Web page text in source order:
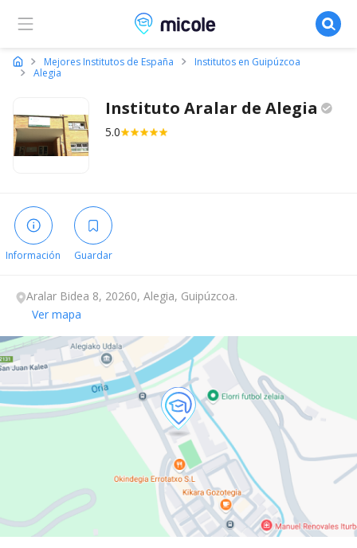
Micole, buscador de colegios
Mejores Institutos de España
Institutos en Guipúzcoa
Alegia
Instituto Aralar de Alegia
5.0
Información Guardar
Aralar Bidea 8, 20260, Alegia, Guipúzcoa.
Ver mapa